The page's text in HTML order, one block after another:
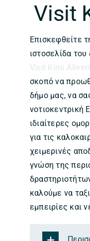
Visit
Επισκεφθείτε
ιστοσελίδα
σκοπό να
δήμο μας, να
νοτιοκεντρική
ιδιαίτερες
για τις
χειμερινές
γνώση της
καλούμε να
εμπειρίες και